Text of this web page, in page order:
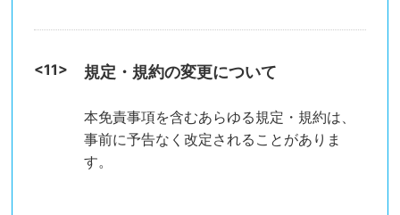
規定・規約の変更について
本免責事項を含むあらゆる規定・規約は、
事前に予告なく改定されることがありま
す。